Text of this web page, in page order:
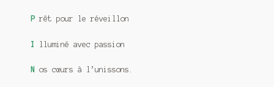
Une baffe et ça repart
P rêt pour le réveillon
I lluminé avec passion
N os cœurs à l’unissons.